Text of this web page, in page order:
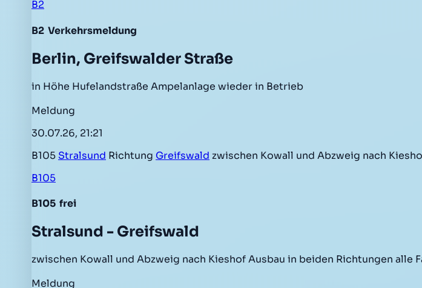
B2
B2 Verkehrsmeldung
Berlin, Greifswalder Straße
in Höhe Hufelandstraße Ampelanlage wieder in Betrieb
Meldung
30.07.26, 21:21
B105 Stralsund Richtung Greifswald zwischen Kowall und Abzweig nach
B105
B105 frei
Stralsund - Greifswald
zwischen Kowall und Abzweig nach Kieshof Ausbau in beiden Richtungen alle
Meldung